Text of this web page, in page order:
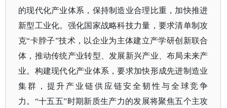
的现代化产业体系，保持制造业合理比重，加快推进
新型工业化。强化国家战略科技力量，要求清单制攻
克“卡脖子”技术，以企业为主体建立产学研创新联合
体，推动传统产业转型、发展新兴产业、布局未来产
业。构建现代化产业体系，要求加快形成先进制造业
集群，提升产业链供应链安全韧性与全球竞争
力。“十五五”时期新质生产力的发展将聚焦五个主攻